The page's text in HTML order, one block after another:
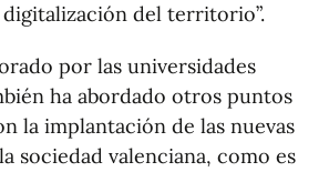
del territorio”.
por las universidades
ha abordado otros puntos
la implantación de las nuevas
sociedad valenciana, como es